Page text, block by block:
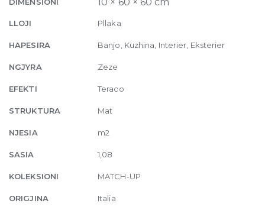
60
x
quantity
LLOJI Pllaka
HAPESIRA Banjo, Kuzhina, Interier, Eksterier
NGJYRA Zeze
EFEKTI Teraco
STRUKTURA Mat
NJESIA m2
SASIA 1,08
KOLEKSIONI MATCH-UP
ORIGJINA Italia